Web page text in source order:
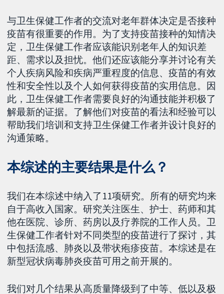
与卫生保健工作者的交流对老年群体决定是否接种
疫苗有很重要的作用。为了支持疫苗接种的知情决
定，卫生保健工作者应该能识别老年人的知识差
距、需求以及担忧。他们还应该能分享并讨论有关
个人疾病风险和疾病严重程度的信息、疫苗的有效
性和安全性以及个人如何获得疫苗的实用信息。因
此，卫生保健工作者需要良好的沟通技能并积极了
解最新的证据。了解他们对疫苗的看法和经验可以
帮助我们培训和支持卫生保健工作者并设计良好的
沟通策略。
本综述的主要结果是什么？
我们在本综述中纳入了11项研究。所有的研究均来
自于高收入国家。研究关注医生、护士、药师和其
他在医院、诊所、药房以及疗养院的工作人员。卫
生保健工作者针对不同类型的疫苗进行了探讨，其
中包括流感、肺炎以及带状疱疹疫苗。本综述是在
新型冠状病毒肺炎疫苗可用之前开展的。
我们对几个结果从高质量降级到了中等、低以及极